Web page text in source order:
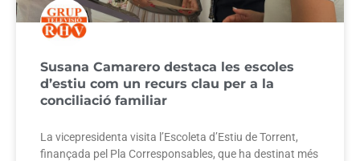
Susana Camarero destaca les escoles
d’estiu com un recurs clau per a la
conciliació familiar
La vicepresidenta visita l’Escoleta d’Estiu de Torrent,
finançada pel Pla Corresponsables, que ha destinat més